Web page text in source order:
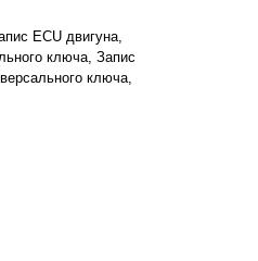
ECU двигуна,
ключа, Запис
ключа,